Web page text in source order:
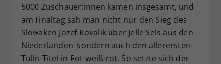
5000 Zuschauer:innen kamen insgesamt, und
am Finaltag sah man nicht nur den Sieg des
Slowaken Jozef Kovalik über Jelle Sels aus den
Niederlanden, sondern auch den allerersten
Tulln-Titel in Rot-weiß-rot. So setzte sich der